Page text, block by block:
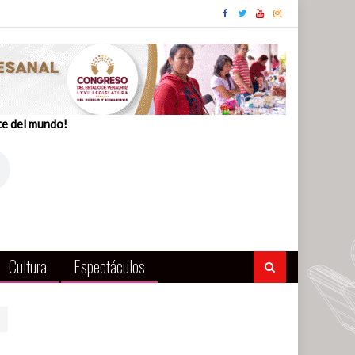
del mundo!
Cultura Espectáculos